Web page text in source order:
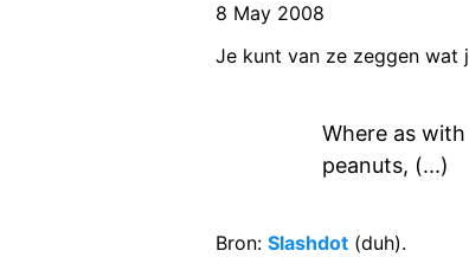
8 May 2008
Je kunt van ze zeggen wat
Where as
peanuts, (...)
Bron: Slashdot (duh).